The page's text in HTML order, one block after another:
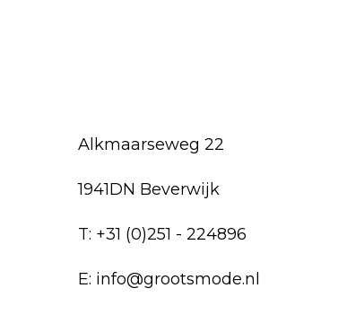
Alkmaarseweg 22
1941DN Beverwijk
T: +31 (0)251 - 224896
E: info@grootsmode.nl